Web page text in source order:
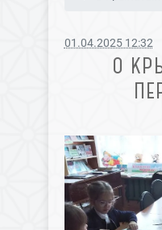
01.04.2025 12:32
О